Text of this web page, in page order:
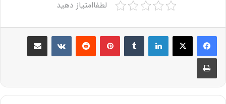
لطفاامتیاز دهید
LinkedIn
Tumblr
Pinterest
Reddit
VKontakte
Share via Email
Print